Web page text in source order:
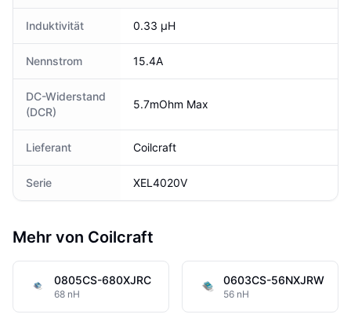
Induktivität 0.33 µH
Nennstrom 15.4A
DC-Widerstand
(DCR)
5.7mOhm Max
Lieferant Coilcraft
Serie XEL4020V
Mehr von Coilcraft
0805CS-680XJRC
68 nH
0603CS-56NXJRW
56 nH